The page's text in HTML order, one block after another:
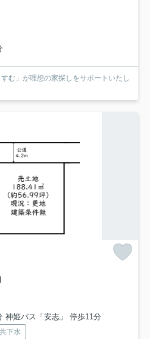
む」が理想の家探しをサポートいたし
神姫バス「安志」 停歩11分
下水